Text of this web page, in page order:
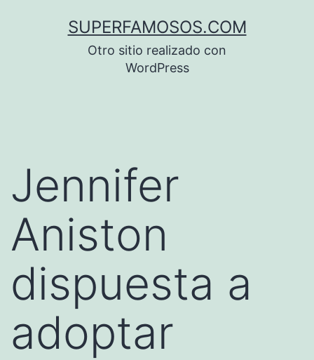
SUPERFAMOSOS.COM
Otro sitio realizado con
WordPress
Jennifer
Aniston
dispuesta a
adoptar